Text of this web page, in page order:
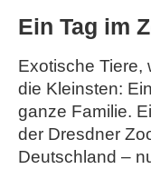
Ein Tag im
Exotische Tiere,
die Kleinsten:
ganze Familie.
der Dresdner
Deutschland –